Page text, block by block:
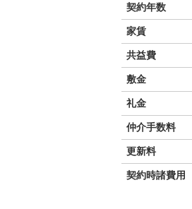
契約年数
家賃
共益費
敷金
礼金
仲介手数料
更新料
契約時諸費用